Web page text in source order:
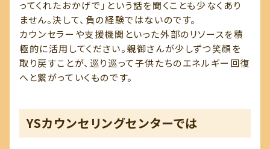
ってくれたおかげで」という話を聞くことも少なくあり
ません。決して、負の経験ではないのです。
カウンセラーや支援機関といった外部のリソースを積
極的に活用してください。親御さんが少しずつ笑顔を
取り戻すことが、巡り巡って子供たちのエネルギー回復
へと繋がっていくものです。
YSカウンセリングセンターでは